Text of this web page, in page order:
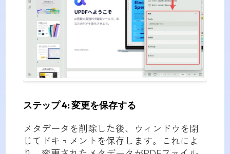
ステップ 4: 変更を保存する
メタデータを削除した後、ウィンドウを閉
じてドキュメントを保存します。これによ